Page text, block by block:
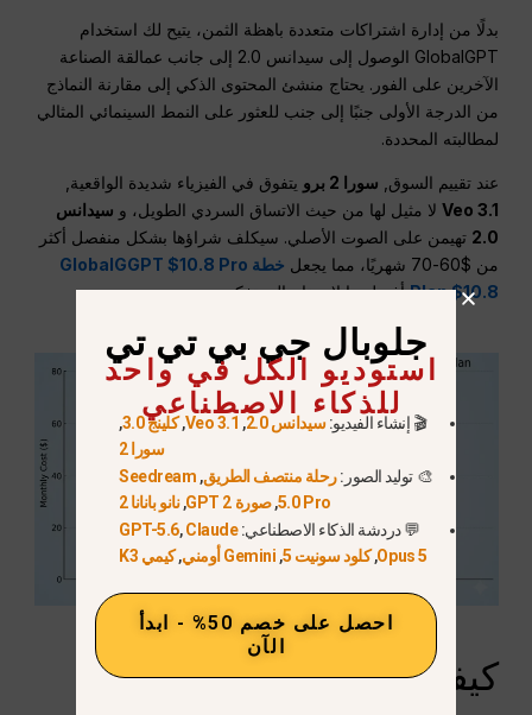
بدلًا من إدارة اشتراكات متعددة باهظة الثمن، يتيح لك استخدام
GlobalGPT الوصول إلى سيدانس 2.0 إلى جانب عمالقة الصناعة
الآخرين على الفور. يحتاج منشئ المحتوى الذكي إلى مقارنة النماذج
من الدرجة الأولى جنبًا إلى جنب للعثور على النمط السينمائي المثالي
لمطالبته المحددة.
عند تقييم السوق, سورا 2 برو
يتفوق في الفيزياء شديدة الواقعية,
Veo 3.1 لا مثيل لها من حيث الاتساق السردي الطويل، و سيدانس
2.0 تهيمن على الصوت الأصلي. سيكلف شراؤها بشكل منفصل أكثر
من $60-70 شهريًا، مما يجعل
خطة GlobalGGPT $10.8 Pro
Plan $10.8أفضل ما لا يحتاج إلى تفكير.
كيفية الوصول إلى
جلوبال جي بي تي تي
استوديو الكل في واحد
للذكاء الاصطناعي
🎬 إنشاء الفيديو:سيدانس 2.0 ,
Veo 3.1
,كلينج 3.0
,
سورا 2
🎨 توليد الصور:رحلة منتصف الطريق,
Seedream
5.0 Pro
,صورة GPT 2 ,نانو بانانا 2
💬 دردشة الذكاء الاصطناعي:
GPT-5.6,Claude
Opus 5
,كلود سونيت 5 , Gemini أومني ,كيمي K3
احصل على خصم 50% - ابدأ
الآن